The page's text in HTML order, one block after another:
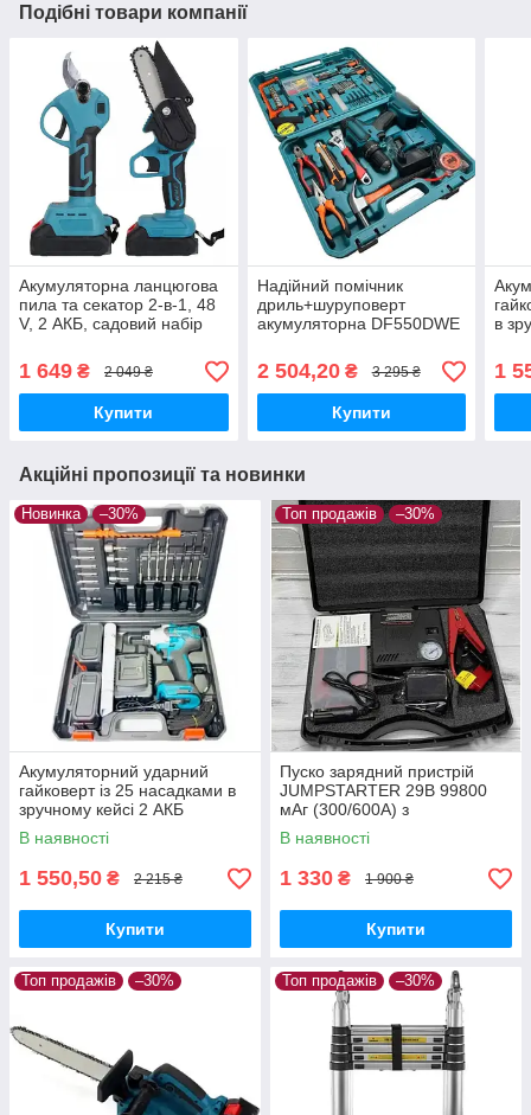
Подібні товари компанії
Акумуляторна ланцюгова
пила та секатор 2-в-1, 48
V, 2 АКБ, садовий набір
1 649 ₴ 2 049 ₴
Купити
Надійний помічник
дриль+шуруповерт
акумуляторна DF550DWE
набір інструментів 40шт
2 504,20₴ 3 295 ₴
Купити
в
1
Акційні пропозиції та новинки
Новинка –30%
Акумуляторний ударний
гайковерт із 25 насадками в
зручному кейсі 2 АКБ
В наявності
1 550,50 ₴ 2 215 ₴
Купити
Топ продажів –30%
Пуско зарядний пристрій
JUMPSTARTER 29B 99800
мАг (300/600А) з
компресором
В наявності
1 330 ₴ 1 900 ₴
Купити
Топ продажів –30% Топ продажів –30%